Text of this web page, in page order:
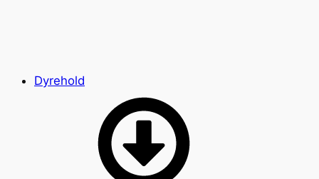
Dyrehold